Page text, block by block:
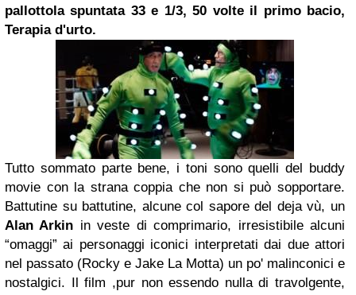
pallottola spuntata 33 e 1/3, 50 volte il primo bacio,
Terapia d'urto.
Tutto sommato parte bene, i toni sono quelli del buddy
movie con la strana coppia che non si può sopportare.
Battutine su battutine, alcune col sapore del deja vù, un
Alan Arkin in veste di comprimario, irresistibile alcuni
“omaggi” ai personaggi iconici interpretati dai due attori
nel passato (Rocky e Jake La Motta) un po' malinconici e
nostalgici. Il film ,pur non essendo nulla di travolgente,